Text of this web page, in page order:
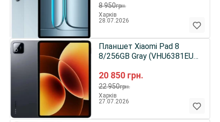
8 950грн.
Харків
28.07.2026
20 850 грн.
22 950грн.
Планшет Xiaomi Pad 8
8/256GB Gray (VHU6381EU)
Харків
27.07.2026